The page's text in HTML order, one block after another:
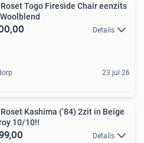
Togo Fireside Chair eenzits
Details
23 jul 26
Kashima (‘84) 2zit in Beige
10/10!!
Details